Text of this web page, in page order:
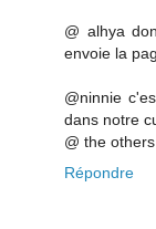
@ alhya
envoie la
@ninnie
dans notre
@ the
Répondre